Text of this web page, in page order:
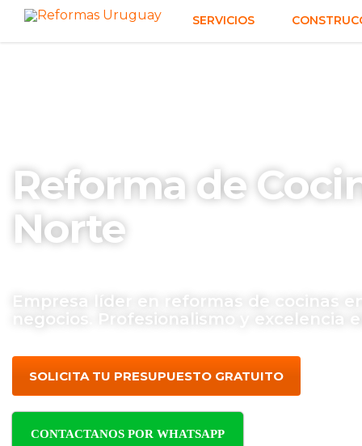
SERVICIOS
Reforma de
Norte
Empresa líder en reformas de cocinas
negocios. Profesionalismo y excelencia
SOLICITA TU PRESUPUESTO GRATUITO
CONTACTANOS POR WHATSAPP